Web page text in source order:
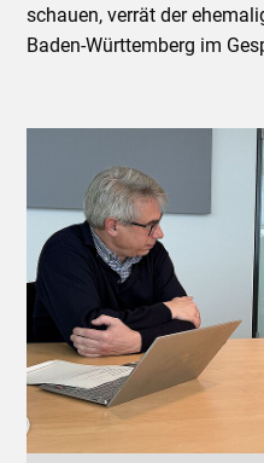
schauen, verrät der
Baden-Württemberg im